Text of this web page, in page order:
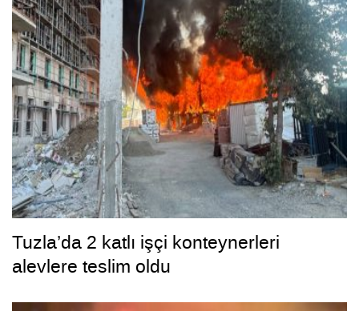
Tuzla’da 2 katlı işçi konteynerleri
alevlere teslim oldu